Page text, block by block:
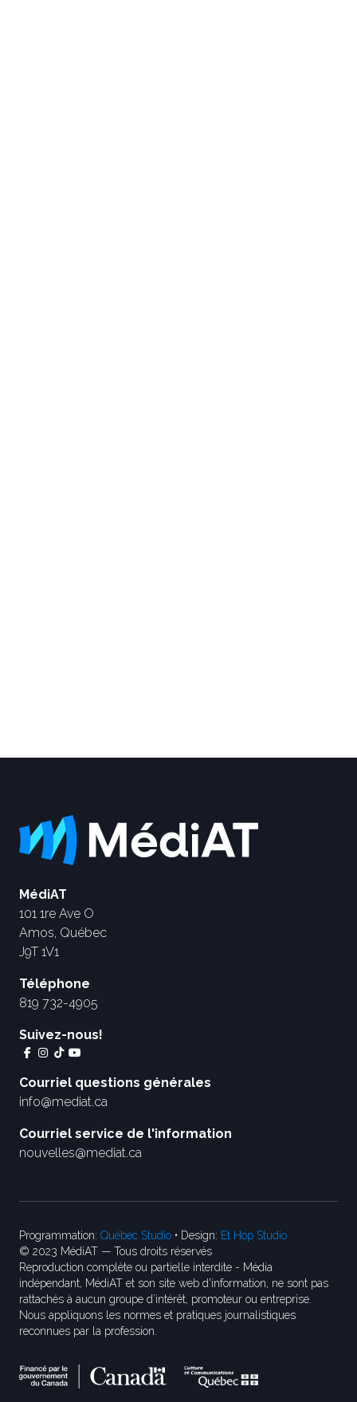
MédiAT
101 1re Ave O
Amos, Québec
J9T 1V1
Téléphone
819 732-4905
Suivez-nous!
Courriel questions générales
info@mediat.ca
Courriel service de l'information
nouvelles@mediat.ca
Programmation: Québec Studio • Design: Et Hop Studio
© 2023 MédiAT — Tous droits réservés
Reproduction complète ou partielle interdite - Média
indépendant, MédiAT et son site web d'information, ne sont pas
rattachés à aucun groupe d’intérêt, promoteur ou entreprise.
Nous appliquons les normes et pratiques journalistiques
reconnues par la profession.